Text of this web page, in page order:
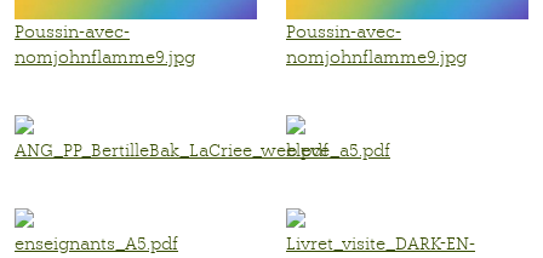
Poussin-avec-
nomjohnflamme9.jpg
Poussin-avec-
nomjohnflamme9.jpg
ANG_PP_BertilleBak_LaCriee_web.pdfeleve_a5.pdf
enseignants_A5.pdf
Livret_visite_DARK-EN-